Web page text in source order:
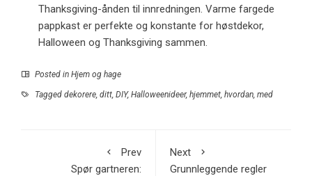
Thanksgiving-ånden til innredningen. Varme fargede
pappkast er perfekte og konstante for høstdekor,
Halloween og Thanksgiving sammen.
Posted in Hjem og hage
Tagged dekorere, ditt, DIY, Halloweenideer, hjemmet, hvordan, med
Prev
Spør gartneren:
Next
Grunnleggende regler